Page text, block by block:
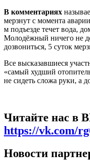
В комментариях
мерзнут с момента
м подъезде течет вода,
Молодёжный ничего не
дозвониться, 5 суток
Все высказавшиеся
«самый худший
не сидеть сложа руки, а
Читайте нас в
https://vk.com/
Новости